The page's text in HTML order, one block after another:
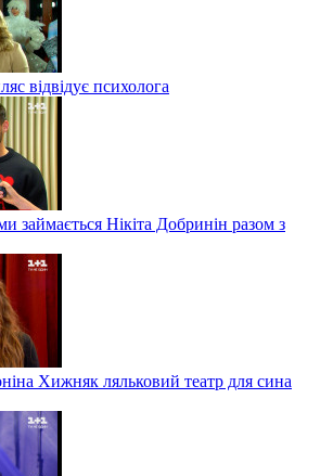
відвідує психолога
займається Нікіта Добринін разом з
Хижняк ляльковий театр для сина